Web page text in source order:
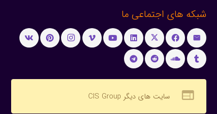
شبکه های اجتماعی ما
web سایت های دیگر CIS Group